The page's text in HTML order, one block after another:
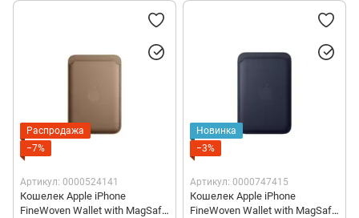
Распродажа
−7%
Артикул: 0000524141
Кошелек Apple iPhone
FineWoven Wallet with MagSafe
Новинка
−3%
Артикул: 0000747415
Кошелек Apple iPhone
FineWoven Wallet with MagSafe